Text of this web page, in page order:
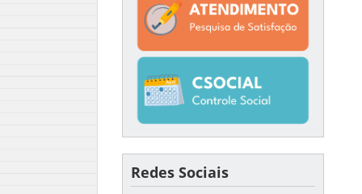
Redes Sociais